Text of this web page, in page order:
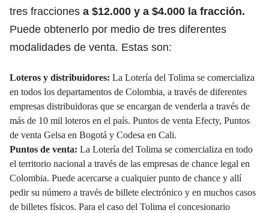
tres fracciones a $12.000 y a $4.000 la fracción.
Puede obtenerlo por medio de tres diferentes
modalidades de venta. Estas son:
Loteros y distribuidores: La Lotería del Tolima se comercializa
en todos los departamentos de Colombia, a través de diferentes
empresas distribuidoras que se encargan de venderla a través de
más de 10 mil loteros en el país. Puntos de venta Efecty, Puntos
de venta Gelsa en Bogotá y Codesa en Cali.
Puntos de venta: La Lotería del Tolima se comercializa en todo
el territorio nacional a través de las empresas de chance legal en
Colombia. Puede acercarse a cualquier punto de chance y allí
pedir su número a través de billete electrónico y en muchos casos
de billetes físicos. Para el caso del Tolima el concesionario